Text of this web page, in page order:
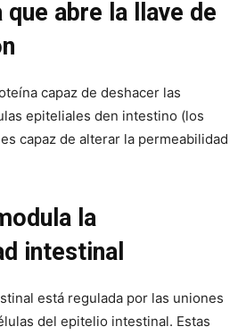
que abre la llave de
capaz de deshacer las
epiteliales den intestino (los
capaz de alterar la permeabilidad
la
intestinal
está regulada por las uniones
del epitelio intestinal. Estas